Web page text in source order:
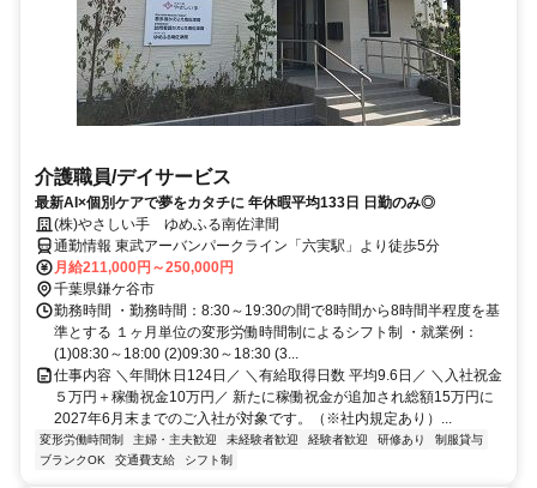
介護職員/デイサービス
最新AI×個別ケアで夢をカタチに 年休暇平均133日 日勤のみ◎
(株)やさしい手 ゆめふる南佐津間
通勤情報 東武アーバンパークライン「六実駅」より徒歩5分
月給211,000円～250,000円
千葉県鎌ケ谷市
勤務時間 ・勤務時間：8:30～19:30の間で8時間から8時間半程度を基
準とする １ヶ月単位の変形労働時間制によるシフト制 ・就業例：
(1)08:30～18:00 (2)09:30～18:30 (3...
仕事内容 ＼年間休日124日／ ＼有給取得日数 平均9.6日／ ＼入社祝金
５万円＋稼働祝金10万円／ 新たに稼働祝金が追加され総額15万円に
2027年6月末までのご入社が対象です。（※社内規定あり）...
変形労働時間制 主婦・主夫歓迎 未経験者歓迎 経験者歓迎 研修あり
制服貸与
ブランクOK
交通費支給 シフト制